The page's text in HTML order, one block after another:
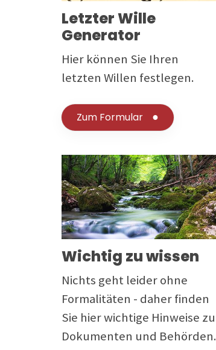
Letzter Wille
Generator
Hier können Sie Ihren
letzten Willen festlegen.
Zum Formular
Wichtig zu wissen
Nichts geht leider ohne
Formalitäten - daher finden
Sie hier wichtige Hinweise zu
Dokumenten und Behörden.